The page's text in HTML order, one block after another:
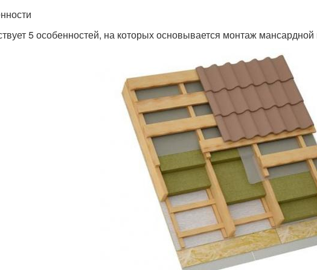
5 особенностей, на которых основывается монтаж